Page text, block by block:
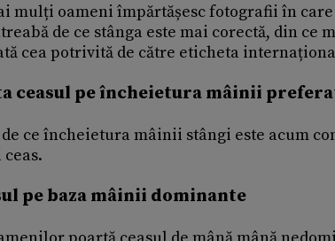
mulți oameni împărtășesc fotografii în
de ce stânga este mai corectă, din
cea potrivită de către eticheta
ceasul pe încheietura mâinii
ce încheietura mâinii stângi este acum
pe baza mâinii dominante